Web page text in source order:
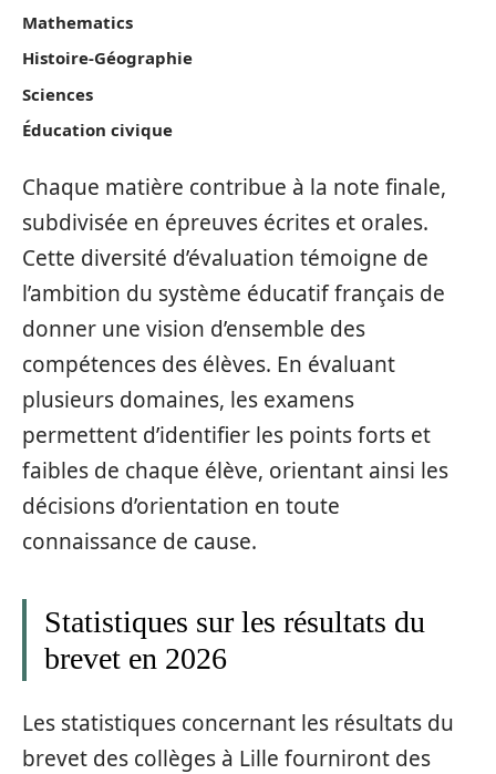
Mathematics
Histoire-Géographie
Sciences
Éducation civique
Chaque matière contribue à la note finale,
subdivisée en épreuves écrites et orales.
Cette diversité d’évaluation témoigne de
l’ambition du système éducatif français de
donner une vision d’ensemble des
compétences des élèves. En évaluant
plusieurs domaines, les examens
permettent d’identifier les points forts et
faibles de chaque élève, orientant ainsi les
décisions d’orientation en toute
connaissance de cause.
Statistiques sur les résultats du
brevet en 2026
Les statistiques concernant les résultats du
brevet des collèges à Lille fourniront des